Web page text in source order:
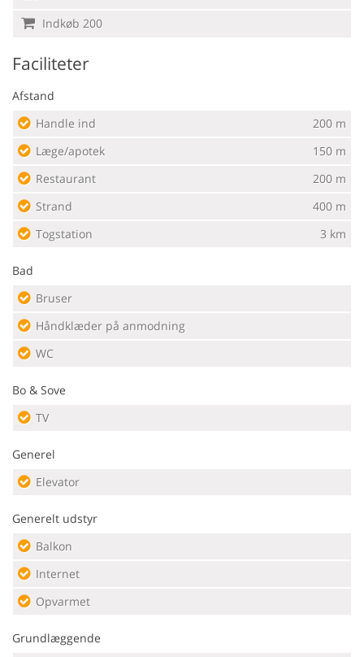
Indkøb 200
Faciliteter
Afstand
Handle ind
200 m
Læge/apotek
150 m
Restaurant
200 m
Strand
400 m
Togstation
3 km
Bad
Bruser
Håndklæder på anmodning
WC
Bo & Sove
TV
Generel
Elevator
Generelt udstyr
Balkon
Internet
Opvarmet
Grundlæggende